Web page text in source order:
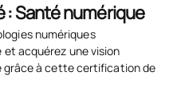
: Santé numérique
numériques
acquérez une vision
grâce à cette certification de